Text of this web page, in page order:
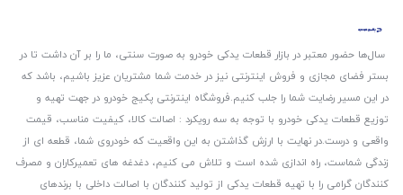
سال‌ها حضور معتبر در بازار قطعات یدکی خودرو به صورت سنتی، ما را بر آن داشت تا در
بستر فضای مجازی و فروش اینترنتی نیز در خدمت شما مشتریان عزیز باشیم، باشد که
در این مسیر رضایت شما را جلب کنیم.فروشگاه اینترنتی پکیج خودرو در جهت تهیه و
توزیع قطعات یدکی خودرو با توجه به سه رویکرد : اصالت کالا، کیفیت مناسب، قیمت
واقعی و درست.در نهایت با ارزش گذاشتن به این واقعیت که خودروی شما، قطعه ای از
زندگی شماست، راه اندازی شده است و تلاش می کنیم، دغدغه های تعمیرکاران و مصرف
کنندگان گرامی را با تهیه قطعات یدکی از تولید کنندگان با اصالت داخلی با برندهای